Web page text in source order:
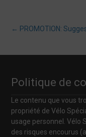
Post
← PROMOTION:
Politique de
Le contenu que vous
propriété de Vélo
usage personnel. Vélo
des risques encourus